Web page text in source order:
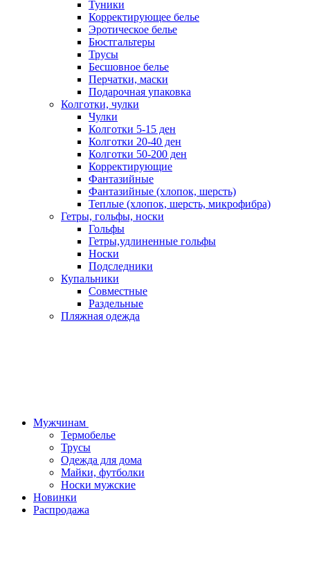
Туники
Корректирующее белье
Эротическое белье
Бюстгальтеры
Трусы
Бесшовное белье
Перчатки, маски
Подарочная упаковка
Колготки, чулки
Чулки
Колготки 5-15 ден
Колготки 20-40 ден
Колготки 50-200 ден
Корректирующие
Фантазийные
Фантазийные (хлопок, шерсть)
Теплые (хлопок, шерсть, микрофибра)
Гетры, гольфы, носки
Гольфы
Гетры,удлиненные гольфы
Носки
Подследники
Купальники
Совместные
Раздельные
Пляжная одежда
Мужчинам
Термобелье
Трусы
Одежда для дома
Майки, футболки
Носки мужские
Новинки
Распродажа